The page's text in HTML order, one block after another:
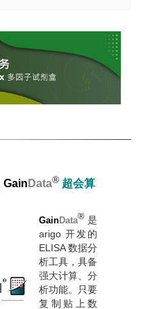
Gain Data® 超会算
GainData® 是
arigo 开发的
ELISA 数据分
析工具，具备
强大计算、分
析功能。只要
复制贴上数